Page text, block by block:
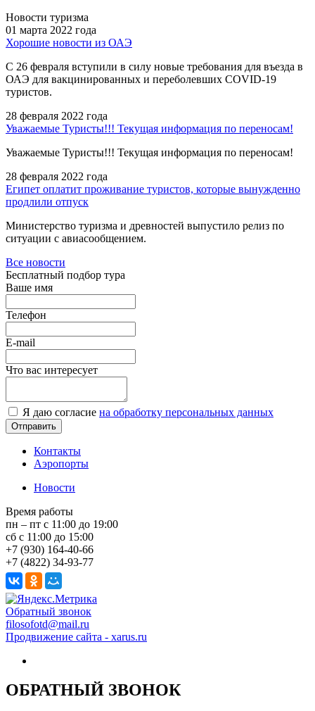
Новости туризма
01 марта 2022 года
Хорошие новости из ОАЭ
С 26 февраля вступили в силу новые требования для въезда в
ОАЭ для вакцинированных и переболевших COVID-19
туристов.
28 февраля 2022 года
Уважаемые Туристы!!! Текущая информация по переносам!
Уважаемые Туристы!!! Текущая информация по переносам!
28 февраля 2022 года
Египет оплатит проживание туристов, которые вынужденно
продлили отпуск
Министерство туризма и древностей выпустило релиз по
ситуации с авиасообщением.
Все новости
Бесплатный подбор тура
Ваше имя
Телефон
E-mail
Что вас интересует
Я даю согласие на обработку персональных данных
Контакты
Аэропорты
Новости
Время работы
пн – пт с 11:00 до 19:00
сб с 11:00 до 15:00
+7 (930) 164-40-66
+7 (4822) 34-93-77
Обратный звонок
filosofotd@mail.ru
Продвижение сайта - xarus.ru
ОБРАТНЫЙ ЗВОНОК